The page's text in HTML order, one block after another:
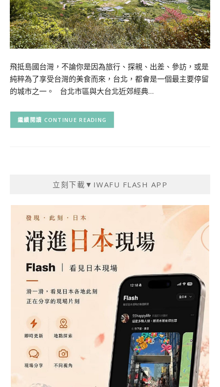
飛抵島國台灣，不論你是因為旅行、探親、出差、參訪，或是
純粹為了享受台灣的美食而來，台北，都會是一個最主要停留
的城市之一。 台北市區與大台北近郊經典…
CONTINUE READING
立刻下載▼IWAFU FLASH APP